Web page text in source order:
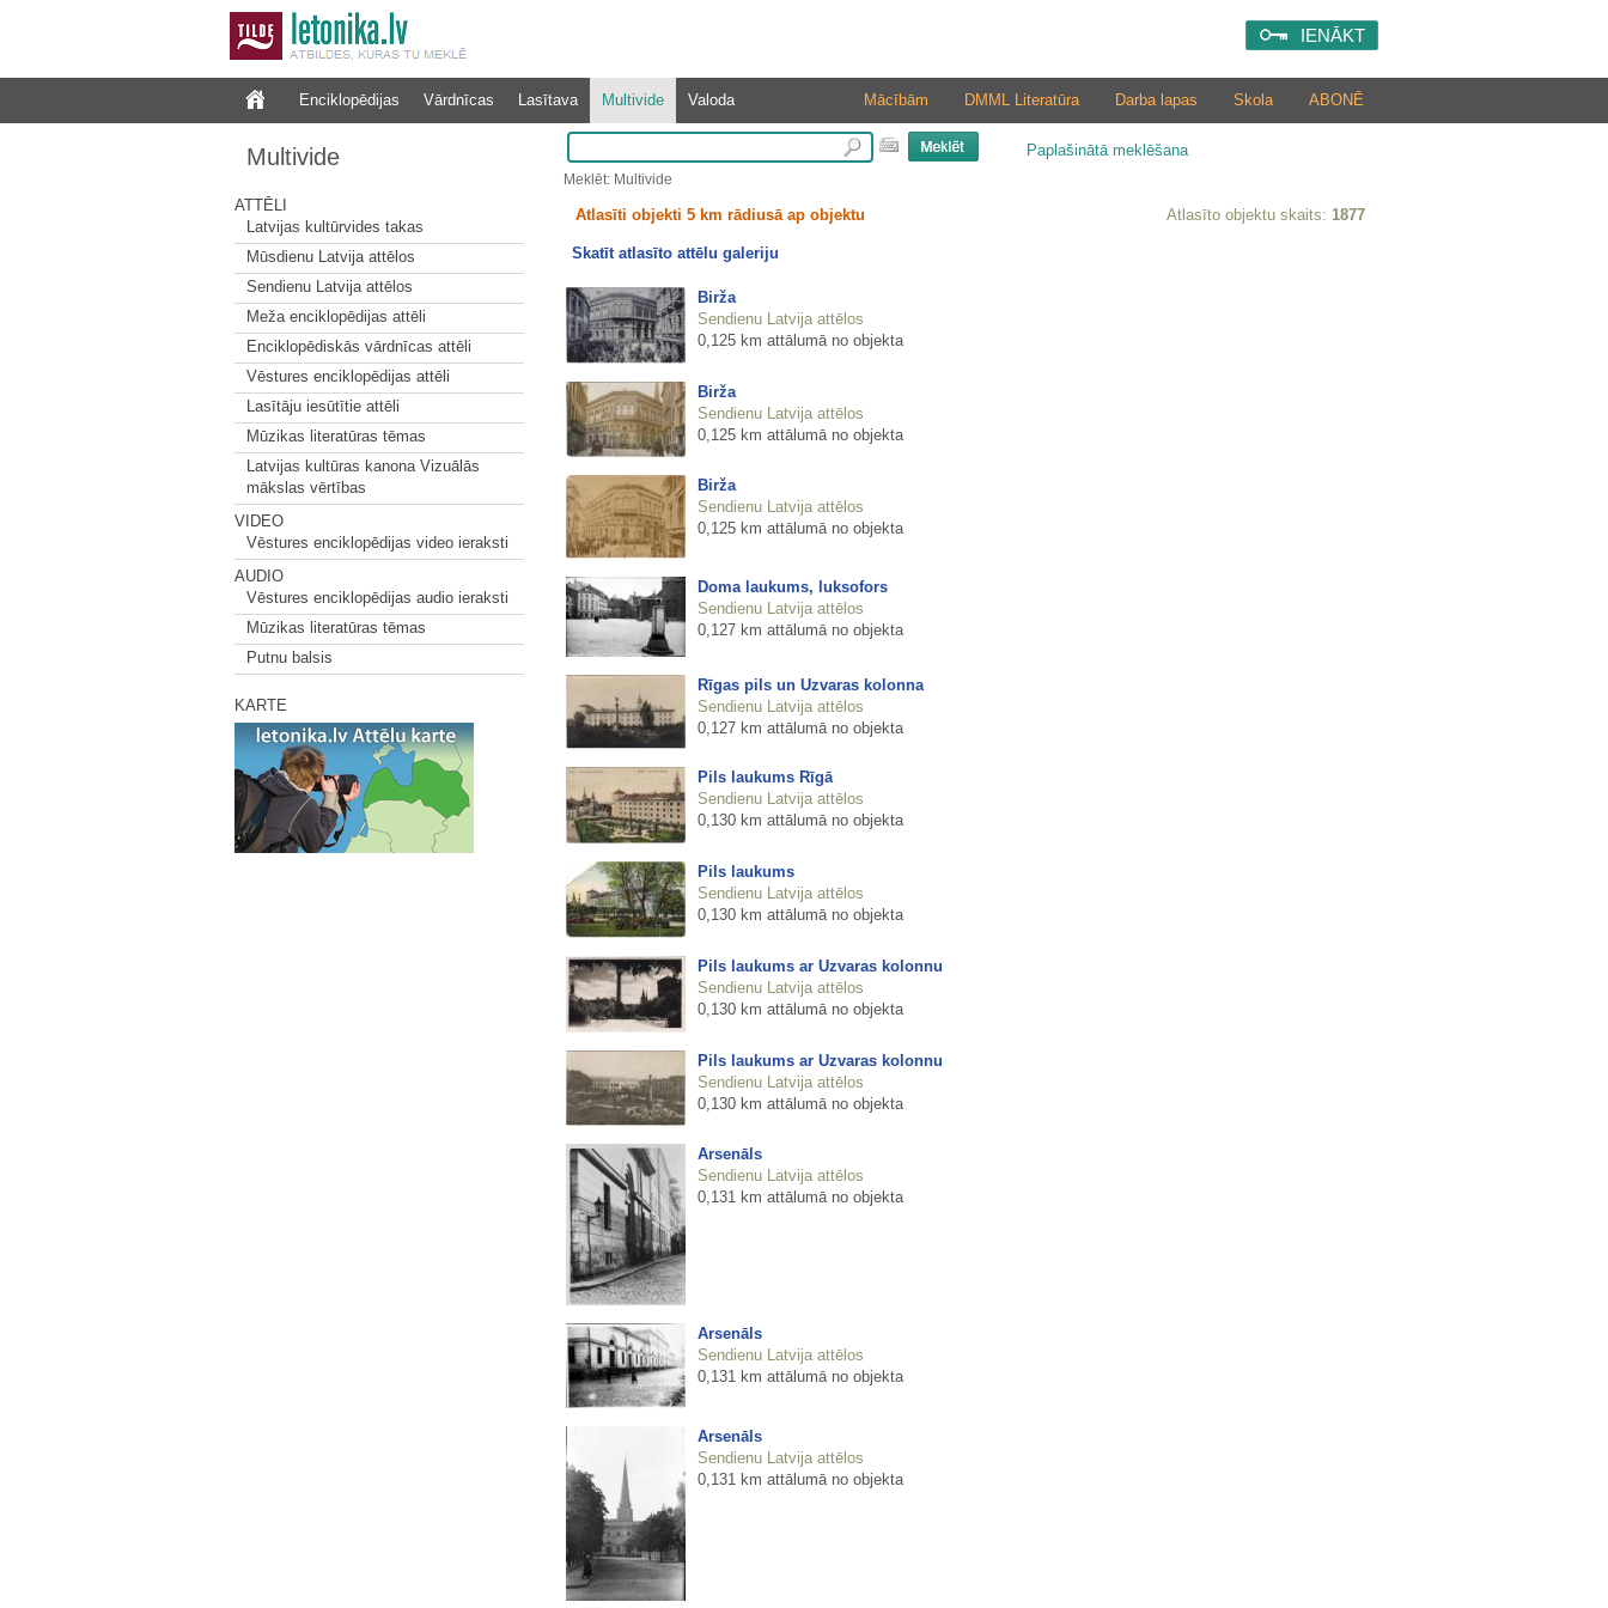
IENĀKT
Enciklopēdijas Vārdnīcas Lasītava Multivide Valoda ABONĒ
Skola
Darba lapas
DMML Literatūra
Mācībām
Multivide
ATTĒLI
Latvijas kultūrvides takas
Mūsdienu Latvija attēlos
Sendienu Latvija attēlos
Meža enciklopēdijas attēli
Enciklopēdiskās vārdnīcas attēli
Vēstures enciklopēdijas attēli
Lasītāju iesūtītie attēli
Mūzikas literatūras tēmas
Latvijas kultūras kanona Vizuālās
mākslas vērtības
VIDEO
Vēstures enciklopēdijas video ieraksti
AUDIO
Vēstures enciklopēdijas audio ieraksti
Mūzikas literatūras tēmas
Putnu balsis
KARTE
Paplašinātā meklēšana
Meklēt: Multivide
Atlasīti objekti 5 km rādiusā ap objektu Atlasīto objektu skaits: 1877
Skatīt atlasīto attēlu galeriju
Birža
Sendienu Latvija attēlos
0,125 km attālumā no objekta
Birža
Sendienu Latvija attēlos
0,125 km attālumā no objekta
Birža
Sendienu Latvija attēlos
0,125 km attālumā no objekta
Doma laukums, luksofors
Sendienu Latvija attēlos
0,127 km attālumā no objekta
Rīgas pils un Uzvaras kolonna
Sendienu Latvija attēlos
0,127 km attālumā no objekta
Pils laukums Rīgā
Sendienu Latvija attēlos
0,130 km attālumā no objekta
Pils laukums
Sendienu Latvija attēlos
0,130 km attālumā no objekta
Pils laukums ar Uzvaras kolonnu
Sendienu Latvija attēlos
0,130 km attālumā no objekta
Pils laukums ar Uzvaras kolonnu
Sendienu Latvija attēlos
0,130 km attālumā no objekta
Arsenāls
Sendienu Latvija attēlos
0,131 km attālumā no objekta
Arsenāls
Sendienu Latvija attēlos
0,131 km attālumā no objekta
Arsenāls
Sendienu Latvija attēlos
0,131 km attālumā no objekta